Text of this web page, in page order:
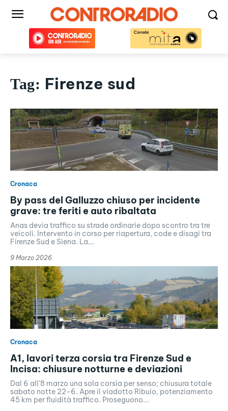
Tag: Firenze sud
Cronaca
By pass del Galluzzo chiuso per incidente
grave: tre feriti e auto ribaltata
Anas devia traffico su strade ordinarie dopo scontro tra tre
veicoli. Intervento in corso per riapertura, code e disagi tra
Firenze Sud e Siena. La...
9 Marzo 2026
Cronaca
A1, lavori terza corsia tra Firenze Sud e
Incisa: chiusure notturne e deviazioni
Dal 6 all’8 marzo una sola corsia per senso; chiusura totale
sabato notte 22-6. Apre il viadotto Ribuio, potenziamento
45 km per fluidità traffico. Proseguono...